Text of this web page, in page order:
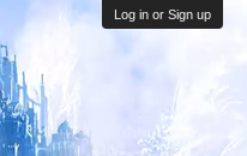
Log in or Sign up